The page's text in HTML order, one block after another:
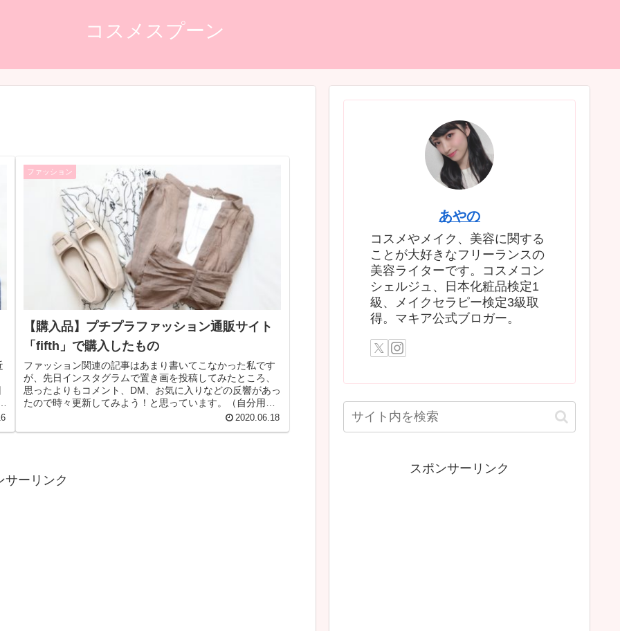
コスメスプーン
ファッション
【購入品】プチプラファッション通販サイト
「fifth」で購入したもの
ファッション関連の記事はあまり書いてこなかった私です
が、先日インスタグラムで置き画を投稿してみたところ、
思ったよりもコメント、DM、お気に入りなどの反響があっ
たので時々更新してみよう！と思っています。（自分用の
2020.06.18
サーリンク
あやの
コスメやメイク、美容に関する
ことが大好きなフリーランスの
美容ライターです。コスメコン
シェルジュ、日本化粧品検定1
級、メイクセラピー検定3級取
得。マキア公式ブロガー。
スポンサーリンク